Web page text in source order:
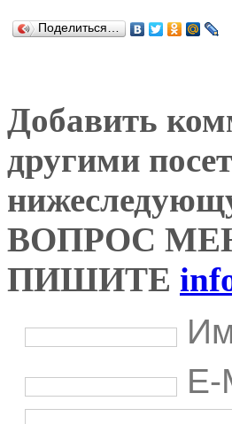
Поделиться…
Добавить
другими
ВОПРОС
ПИШИТЕ
E-